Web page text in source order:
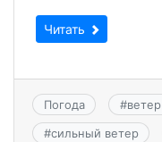
Читать
Погода #ветер
#сильный ветер